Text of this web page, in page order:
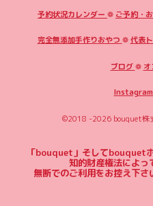
予約状況カレンダー ❁ ご予約・
完全無添加手作りおやつ ❁代表
ブログ❁
Instagram
©2018 -2026 bouquet株
「bouquet」そしてbouquet
知的財産権法によっ
無断でのご利用をお控え下さ